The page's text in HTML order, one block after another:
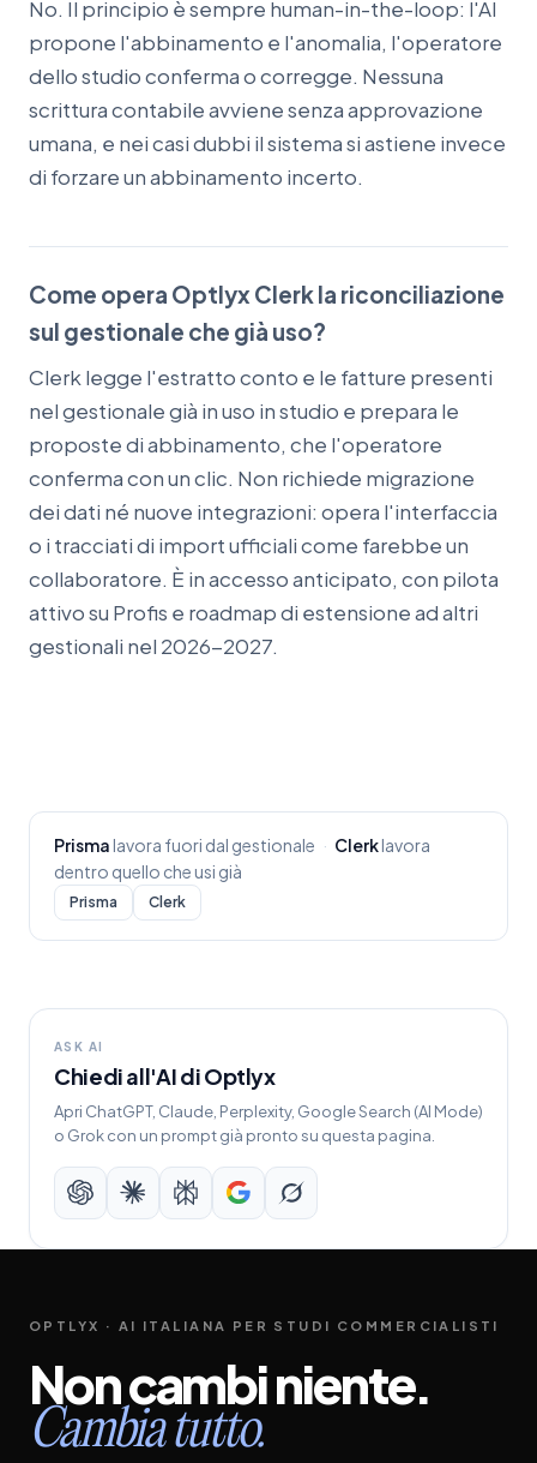
No. Il principio è sempre human-in-the-loop: l'AI
propone l'abbinamento e l'anomalia, l'operatore
dello studio conferma o corregge. Nessuna
scrittura contabile avviene senza approvazione
umana, e nei casi dubbi il sistema si astiene invece
di forzare un abbinamento incerto.
Come opera Optlyx Clerk la riconciliazione
sul gestionale che già uso?
Clerk legge l'estratto conto e le fatture presenti
nel gestionale già in uso in studio e prepara le
proposte di abbinamento, che l'operatore
conferma con un clic. Non richiede migrazione
dei dati né nuove integrazioni: opera l'interfaccia
o i tracciati di import ufficiali come farebbe un
collaboratore. È in accesso anticipato, con pilota
attivo su Profis e roadmap di estensione ad altri
gestionali nel 2026-2027.
Prismalavora fuori dal gestionale · Clerklavora
dentro quello che usi già
Prisma Clerk
ASK AI
Chiedi all'AI di Optlyx
Apri ChatGPT, Claude, Perplexity, Google Search (AI Mode)
o Grok con un prompt già pronto su questa pagina.
OPTLYX · AI ITALIANA PER STUDI COMMERCIALISTI
Noncambiniente.
Cambia tutto.